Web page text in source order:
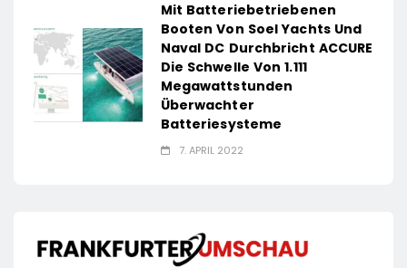
Mit Batteriebetriebenen
Booten Von Soel Yachts Und
Naval DC Durchbricht ACCURE
Die Schwelle Von 1.111
Megawattstunden
Überwachter
Batteriesysteme
7. APRIL 2022